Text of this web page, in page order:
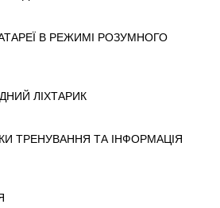
В РЕЖИМІ РОЗУМНОГО
ЛІХТАРИК
ТРЕНУВАННЯ ТА ІНФОРМАЦІЯ